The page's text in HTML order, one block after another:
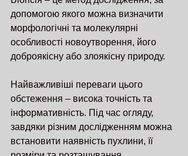
допомогою якого можна визначити
морфологічні та молекулярні
особливості новоутворення, його
доброякісну або злоякісну природу.
Найважливіші переваги цього
обстеження – висока точність та
інформативність. Під час огляду,
завдяки різним дослідженням можна
встановити наявність пухлини, її